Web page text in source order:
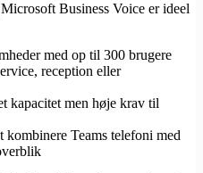
Business Voice er ideel
med op til 300 brugere
reception eller
kapacitet men høje krav til
kombinere Teams telefoni med